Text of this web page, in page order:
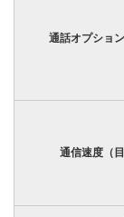
通話オプション
通信速度（